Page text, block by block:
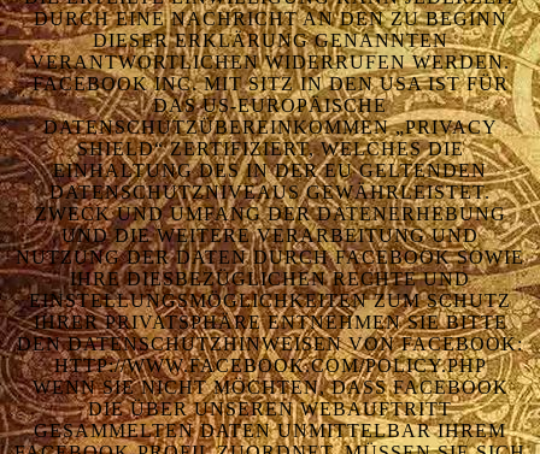
DURCH EINE NACHRICHT AN DEN ZU BEGINN
DIESER ERKLÄRUNG GENANNTEN
VERANTWORTLICHEN WIDERRUFEN WERDEN.
FACEBOOK INC. MIT SITZ IN DEN USA IST FÜR
DAS US-EUROPÄISCHE
DATENSCHUTZÜBEREINKOMMEN „PRIVACY
SHIELD“ ZERTIFIZIERT, WELCHES DIE
EINHALTUNG DES IN DER EU GELTENDEN
DATENSCHUTZNIVEAUS GEWÄHRLEISTET.
ZWECK UND UMFANG DER DATENERHEBUNG
UND DIE WEITERE VERARBEITUNG UND
NUTZUNG DER DATEN DURCH FACEBOOK SOWIE
IHRE DIESBEZÜGLICHEN RECHTE UND
EINSTELLUNGSMÖGLICHKEITEN ZUM SCHUTZ
IHRER PRIVATSPHÄRE ENTNEHMEN SIE BITTE
DEN DATENSCHUTZHINWEISEN VON FACEBOOK:
HTTP://WWW.FACEBOOK.COM/POLICY.PHP
WENN SIE NICHT MÖCHTEN, DASS FACEBOOK
DIE ÜBER UNSEREN WEBAUFTRITT
GESAMMELTEN DATEN UNMITTELBAR IHREM